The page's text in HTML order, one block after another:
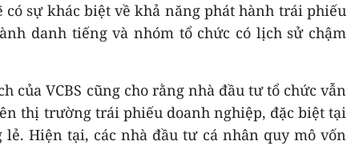
có sự khác biệt về khả năng phát hành trái phiếu
danh tiếng và nhóm tổ chức có lịch sử chậm
của VCBS cũng cho rằng nhà đầu tư tổ chức vẫn
thị trường trái phiếu doanh nghiệp, đặc biệt tại
Hiện tại, các nhà đầu tư cá nhân quy mô vốn